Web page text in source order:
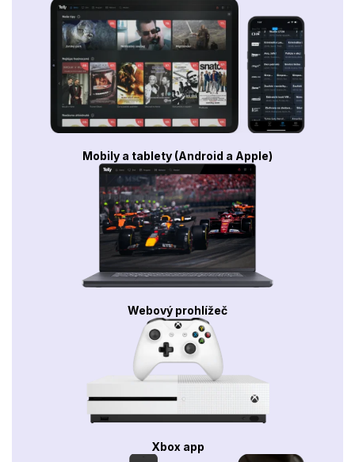
Mobily a tablety (Android a Apple)
Webový prohlížeč
Xbox app